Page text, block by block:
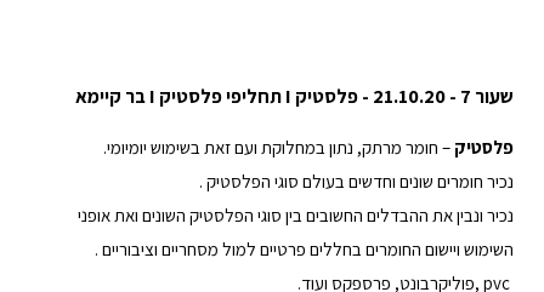
שעור 7 - 21.10.20 - פלסטיק I תחליפי פלסטיק I בר קיימא
פלסטיק – חומר מרתק, נתון במחלוקת ועם זאת בשימוש יומיומי.
נכיר חומרים שונים וחדשים בעולם סוגי הפלסטיק .
נכיר ונבין את ההבדלים החשובים בין סוגי הפלסטיק השונים ואת אופני
השימוש ויישום החומרים בחללים פרטיים למול מסחריים וציבוריים .